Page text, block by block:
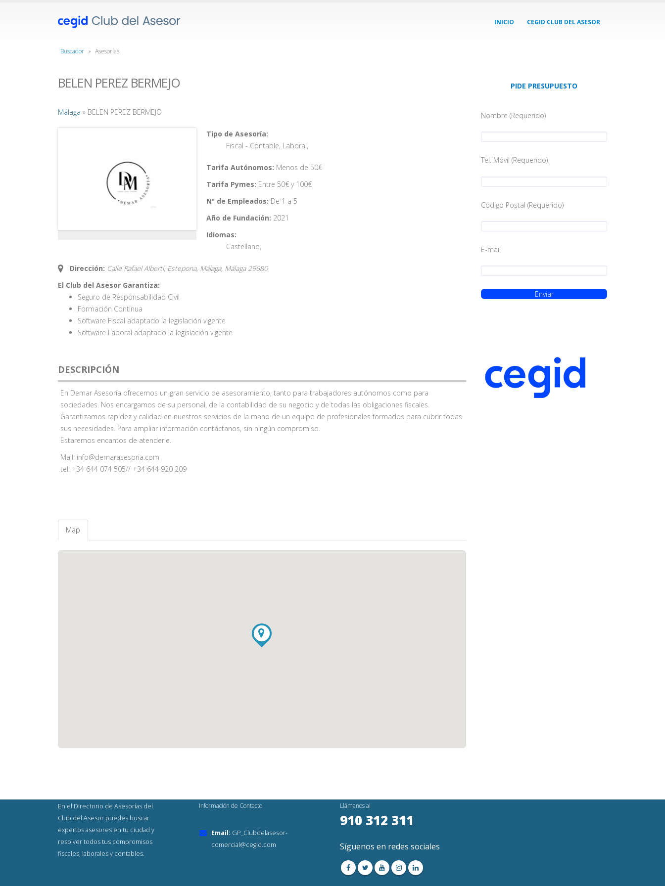
INICIO CEGID CLUB DEL ASESOR
Buscador » Asesorías
BELEN PEREZ BERMEJO
Málaga » BELEN PEREZ BERMEJO
Tipo de Asesoría:
Fiscal - Contable, Laboral,
Tarifa Autónomos: Menos de 50€
Tarifa Pymes: Entre 50€ y 100€
Nº de Empleados: De 1 a 5
Año de Fundación: 2021
Idiomas:
Castellano,
Dirección: Calle Rafael Alberti, Estepona, Málaga, Málaga 29680
El Club del Asesor Garantiza:
Seguro de Responsabilidad Civil
Formación Continua
Software Fiscal adaptado la legislación vigente
Software Laboral adaptado la legislación vigente
DESCRIPCIÓN
En Demar Asesoría ofrecemos un gran servicio de asesoramiento, tanto para trabajadores autónomos como para
sociedades. Nos encargamos de su personal, de la contabilidad de su negocio y de todas las obligaciones fiscales.
Garantizamos rapidez y calidad en nuestros servicios de la mano de un equipo de profesionales formados para cubrir todas
sus necesidades. Para ampliar información contáctanos, sin ningún compromiso.
Estaremos encantos de atenderle.
Mail: info@demarasesoria.com
tel: +34 644 074 505// +34 644 920 209
Map
PIDE PRESUPUESTO
Nombre (Requerido)
Tel. Móvil (Requerido)
Código Postal (Requerido)
E-mail
En el Directorio de Asesorías del
Club del Asesor puedes buscar
expertos asesores en tu ciudad y
resolver todos tus compromisos
fiscales, laborales y contables.
Información de Contacto
Email: GP_Clubdelasesor-
comercial@cegid.com
Llámanos al
910 312 311
Síguenos en redes sociales